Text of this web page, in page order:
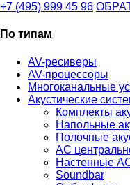
+7 (495) 999 45 96
По типам
AV-ресиверы
AV-процессоры
Многоканальные
Акустические
Комплекты
Напольные
Полочные
АС
Настенные
Soundbar